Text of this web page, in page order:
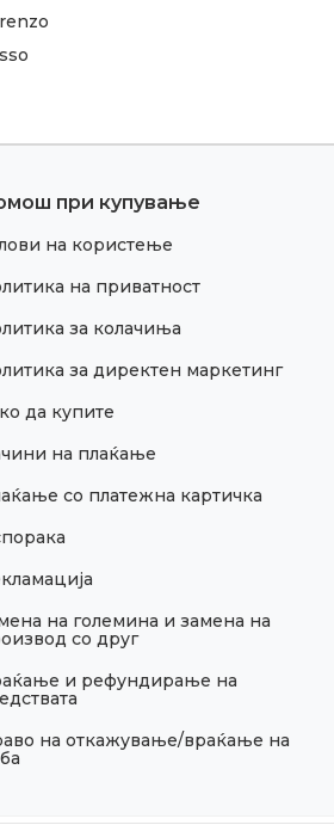
при купување
на користење
на приватност
за колачиња
за директен маркетинг
да купите
на плаќање
со платежна картичка
на големина и замена на
со друг
и рефундирање на
на откажување/враќање на